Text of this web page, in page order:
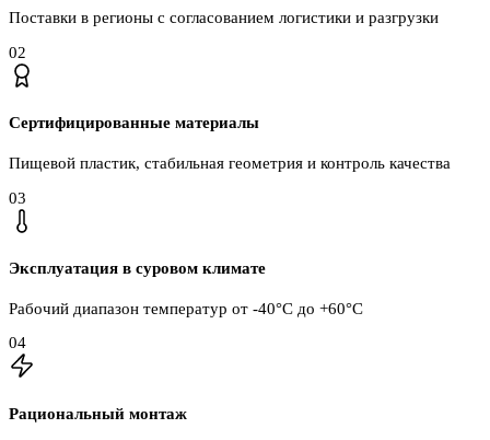
Поставки в регионы с согласованием логистики и разгрузки
02
Сертифицированные материалы
Пищевой пластик, стабильная геометрия и контроль качества
03
Эксплуатация в суровом климате
Рабочий диапазон температур от -40°C до +60°C
04
Рациональный монтаж